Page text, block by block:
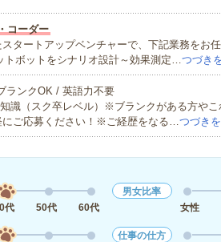
コーダー
タートアップベンチャーで、下記業務をお
トボットをシナリオ設計～効果測定…つづき
ランクOK / 英語力不要
識（スク卒レベル）※ブランクがある方やこ
にご応募ください！※ご経歴をなる…つづき
代 50代 60代
男女比率
女性
仕事の仕方